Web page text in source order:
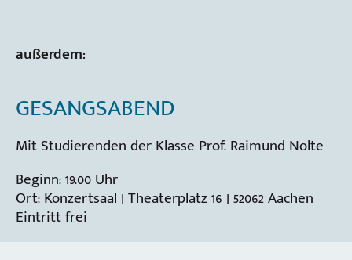
außerdem:
GESANGSABEND
Mit Studierenden der Klasse Prof. Raimund Nolte
Beginn: 19.00 Uhr
Ort: Konzertsaal | Theaterplatz 16 | 52062 Aachen
Eintritt frei